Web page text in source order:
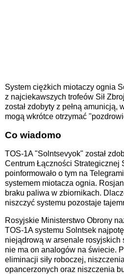
System ciężkich miotaczy ognia
z najciekawszych trofeów Sił
został zdobyty z pełną amunicją,
mogą wkrótce otrzymać
Co wiadomo
TOS-1A "Solntsevyok" został
Centrum Łączności Strategicznej
poinformowało o tym na
systemem miotacza ognia.
braku paliwa w zbiornikach.
niszczyć systemu pozostaje
Rosyjskie Ministerstwo Obrony
TOS-1A systemu Solntsek
niejądrową w arsenale rosyjskich
nie ma on analogów na świecie.
eliminacji siły roboczej,
opancerzonych oraz niszczenia